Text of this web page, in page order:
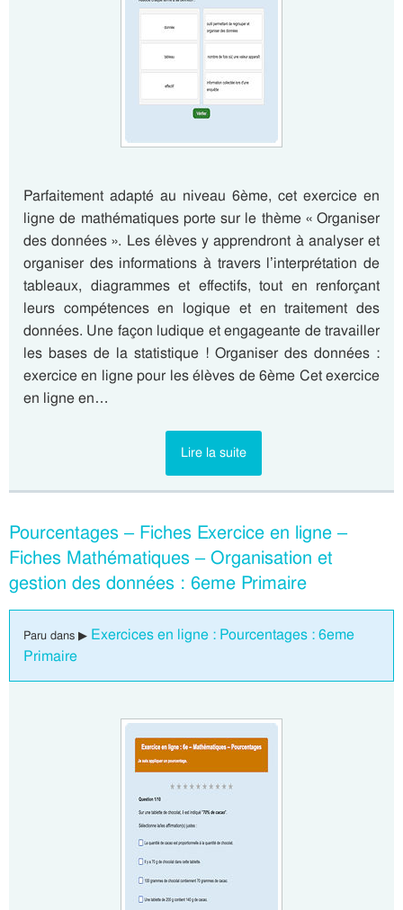
Parfaitement adapté au niveau 6ème, cet exercice en
ligne de mathématiques porte sur le thème « Organiser
des données ». Les élèves y apprendront à analyser et
organiser des informations à travers l’interprétation de
tableaux, diagrammes et effectifs, tout en renforçant
leurs compétences en logique et en traitement des
données. Une façon ludique et engageante de travailler
les bases de la statistique ! Organiser des données :
exercice en ligne pour les élèves de 6ème Cet exercice
en ligne en…
Lire la suite
Pourcentages – Fiches Exercice en ligne –
Fiches Mathématiques – Organisation et
gestion des données : 6eme Primaire
Paru dans ▶ Exercices en ligne : Pourcentages : 6eme
Primaire